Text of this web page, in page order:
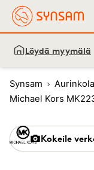
Löydä myymälä
Synsam
Michael Kors
Kokeile